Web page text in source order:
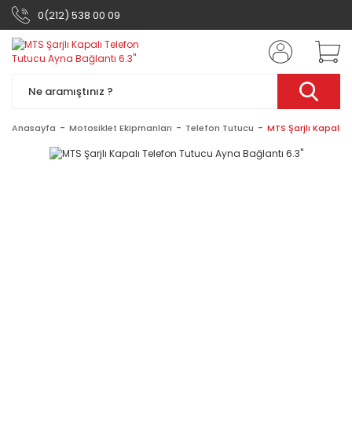
0(212) 538 00 09
Anasayfa Motosiklet Ekipmanları Telefon Tutucu MTS Şarjlı Kapalı